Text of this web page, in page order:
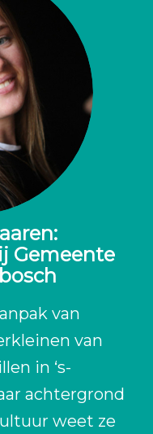
Gemeente
van
van
in ‘s-
achtergrond
weet ze